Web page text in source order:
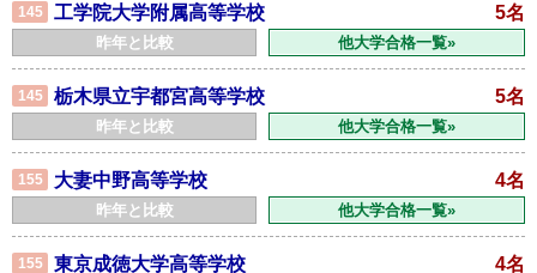
145 工学院大学附属高等学校 5名
昨年と比較 他大学合格一覧»
145 栃木県立宇都宮高等学校 5名
昨年と比較 他大学合格一覧»
155 大妻中野高等学校 4名
昨年と比較 他大学合格一覧»
155 東京成徳大学高等学校 4名